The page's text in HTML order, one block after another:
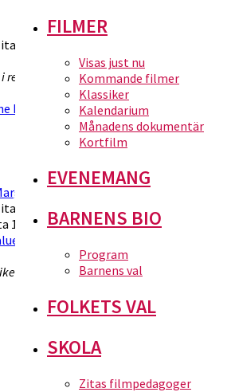
FILMER
Visas just nu
Kommande filmer
Klassiker
Kalendarium
Månadens dokumentär
Kortfilm
EVENEMANG
BARNENS BIO
Program
Barnens val
FOLKETS VAL
SKOLA
Zitas filmpedagoger
2)
(Zita 2)
Dust Klassikervisning!(Zita 1)
Favorit i repris!(Zita 2)
3)
1)
(Zita 1)